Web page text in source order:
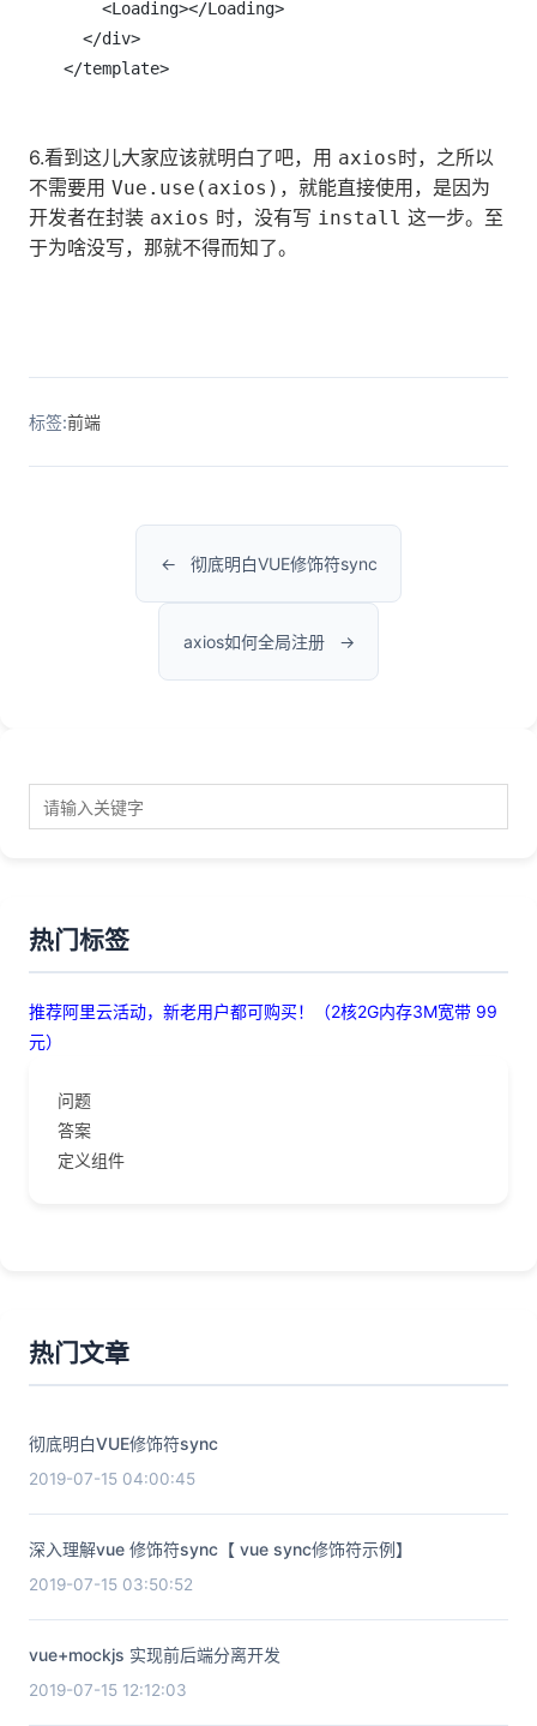
    <Loading></Loading>
  </div>
6.看到这儿大家应该就明白了吧，用 axios时，之所以
不需要用 Vue.use(axios) ，就能直接使用，是因为
开发者在封装 axios 时，没有写 install 这一步。至
于为啥没写，那就不得而知了。
标签:前端
彻底明白VUE修饰符sync
axios如何全局注册
热门标签
推荐阿里云活动，新老用户都可购买！（2核2G内存3M宽带 99
元）
问题
答案
定义组件
热门文章
彻底明白VUE修饰符sync
2019-07-15 04:00:45
深入理解vue 修饰符sync【 vue sync修饰符示例】
2019-07-15 03:50:52
vue+mockjs 实现前后端分离开发
2019-07-15 12:12:03